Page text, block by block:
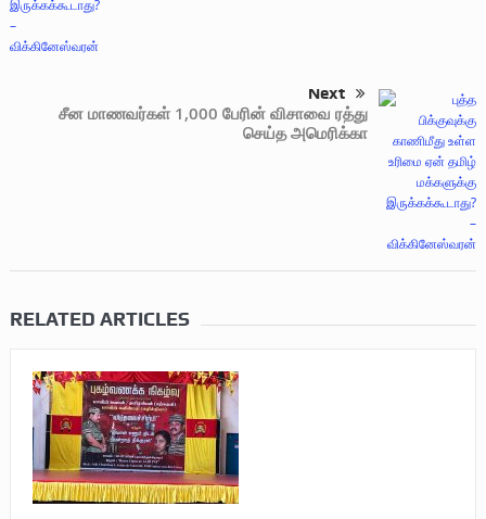
Next
சீன மாணவர்கள் 1,000 பேரின் விசாவை ரத்து
செய்த அமெரிக்கா
RELATED ARTICLES